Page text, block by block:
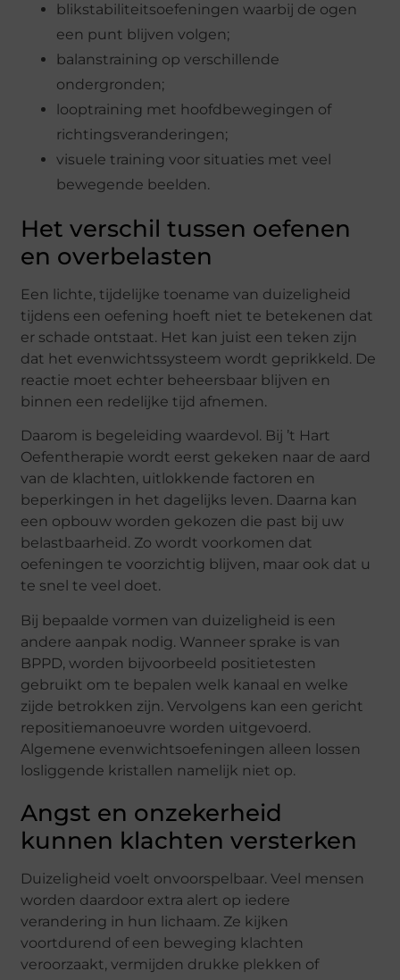
blikstabiliteitsoefeningen waarbij de ogen
een punt blijven volgen;
balanstraining op verschillende
ondergronden;
looptraining met hoofdbewegingen of
richtingsveranderingen;
visuele training voor situaties met veel
bewegende beelden.
Het verschil tussen oefenen
en overbelasten
Een lichte, tijdelijke toename van duizeligheid
tijdens een oefening hoeft niet te betekenen dat
er schade ontstaat. Het kan juist een teken zijn
dat het evenwichtssysteem wordt geprikkeld. De
reactie moet echter beheersbaar blijven en
binnen een redelijke tijd afnemen.
Daarom is begeleiding waardevol. Bij ’t Hart
Oefentherapie wordt eerst gekeken naar de aard
van de klachten, uitlokkende factoren en
beperkingen in het dagelijks leven. Daarna kan
een opbouw worden gekozen die past bij uw
belastbaarheid. Zo wordt voorkomen dat
oefeningen te voorzichtig blijven, maar ook dat u
te snel te veel doet.
Bij bepaalde vormen van duizeligheid is een
andere aanpak nodig. Wanneer sprake is van
BPPD, worden bijvoorbeeld positietesten
gebruikt om te bepalen welk kanaal en welke
zijde betrokken zijn. Vervolgens kan een gericht
repositiemanoeuvre worden uitgevoerd.
Algemene evenwichtsoefeningen alleen lossen
losliggende kristallen namelijk niet op.
Angst en onzekerheid
kunnen klachten versterken
Duizeligheid voelt onvoorspelbaar. Veel mensen
worden daardoor extra alert op iedere
verandering in hun lichaam. Ze kijken
voortdurend of een beweging klachten
veroorzaakt, vermijden drukke plekken of